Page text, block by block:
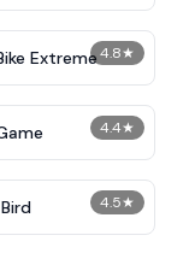
4.8★
Extreme
4.4★
4.5★